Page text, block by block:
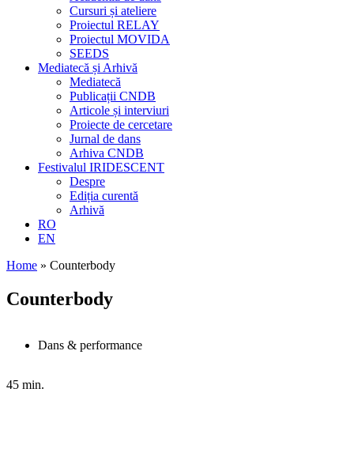
Cursuri și ateliere
Proiectul RELAY
Proiectul MOVIDA
SEEDS
Mediatecă și Arhivă
Mediatecă
Publicații CNDB
Articole și interviuri
Proiecte de cercetare
Jurnal de dans
Arhiva CNDB
Festivalul IRIDESCENT
Despre
Ediția curentă
Arhivă
RO
EN
Home » Counterbody
Counterbody
Dans & performance
45 min.